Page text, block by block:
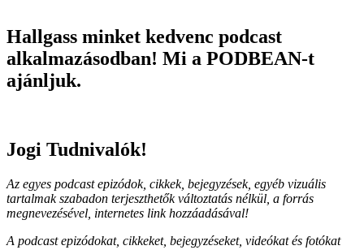
Hallgass minket kedvenc podcast
alkalmazásodban! Mi a PODBEAN-t
ajánljuk.
Jogi Tudnivalók!
Az egyes podcast epizódok, cikkek, bejegyzések, egyéb vizuális
tartalmak szabadon terjeszthetők változtatás nélkül, a forrás
megnevezésével, internetes link hozzáadásával!
A podcast epizódokat, cikkeket, bejegyzéseket, videókat és fotókat